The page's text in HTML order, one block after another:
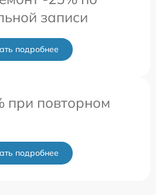
записи
подробнее
при повторном
подробнее